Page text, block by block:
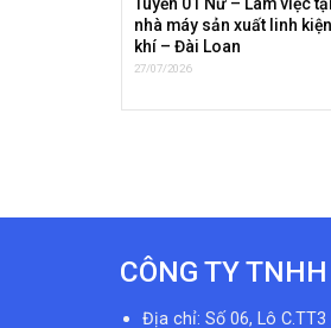
Tuyển 01 Nữ – Làm việc tại
nhà máy sản xuất linh
khí – Đài Loan
27/07/2026
CÔNG TY
Địa chỉ: Số 06, Lô